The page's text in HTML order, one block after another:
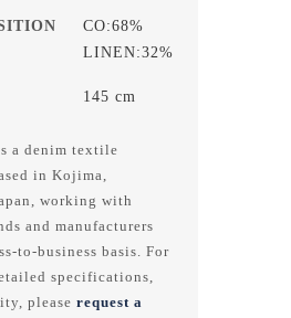
CO:68%
LINEN:32%
145 cm
a denim textile
in Kojima,
working with
and manufacturers
to-business basis. For
specifications,
please request a